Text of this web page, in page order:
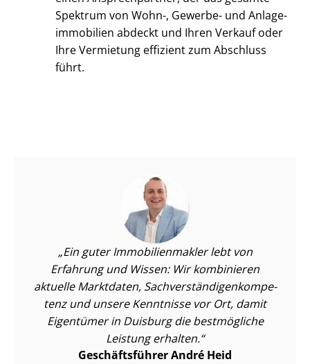
Spektrum von Wohn-, Gewerbe- und An­la­ge­
im­mo­bi­li­en abdeckt und Ihren Verkauf oder
Ihre Vermietung effizient zum Abschluss
führt.
Ein guter Im­mo­bi­li­en­mak­ler lebt von
Erfahrung und Wissen: Wir kombinieren
aktuelle Marktdaten, Sach­ver­stän­di­gen­kom­pe­
tenz und unsere Kenntnisse vor Ort, damit
Eigentümer in Duisburg die bestmögliche
Leistung erhalten.
Geschäftsführer André Heid